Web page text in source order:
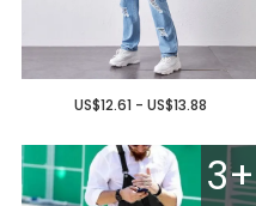
US$12.61 - US$13.88
3+